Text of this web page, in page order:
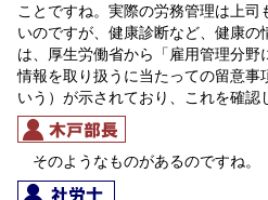
ことですね。実際の労務管理は上司
いのですが、健康診断など、健康の
は、厚生労働省から「雇用管理分
情報を取り扱うに当たっての留意事
いう）が示されており、これを確認
そのようなものがあるのですね。